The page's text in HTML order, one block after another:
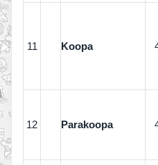
11 Koopa
12 Parakoopa